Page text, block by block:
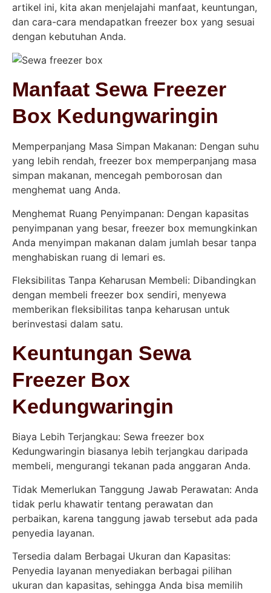
artikel ini, kita akan menjelajahi manfaat, keuntungan,
dan cara-cara mendapatkan freezer box yang sesuai
dengan kebutuhan Anda.
Manfaat Sewa Freezer
Box Kedungwaringin
Memperpanjang Masa Simpan Makanan: Dengan suhu
yang lebih rendah, freezer box memperpanjang masa
simpan makanan, mencegah pemborosan dan
menghemat uang Anda.
Menghemat Ruang Penyimpanan: Dengan kapasitas
penyimpanan yang besar, freezer box memungkinkan
Anda menyimpan makanan dalam jumlah besar tanpa
menghabiskan ruang di lemari es.
Fleksibilitas Tanpa Keharusan Membeli: Dibandingkan
dengan membeli freezer box sendiri, menyewa
memberikan fleksibilitas tanpa keharusan untuk
berinvestasi dalam satu.
Keuntungan Sewa
Freezer Box
Kedungwaringin
Biaya Lebih Terjangkau: Sewa freezer box
Kedungwaringin biasanya lebih terjangkau daripada
membeli, mengurangi tekanan pada anggaran Anda.
Tidak Memerlukan Tanggung Jawab Perawatan: Anda
tidak perlu khawatir tentang perawatan dan
perbaikan, karena tanggung jawab tersebut ada pada
penyedia layanan.
Tersedia dalam Berbagai Ukuran dan Kapasitas:
Penyedia layanan menyediakan berbagai pilihan
ukuran dan kapasitas, sehingga Anda bisa memilih